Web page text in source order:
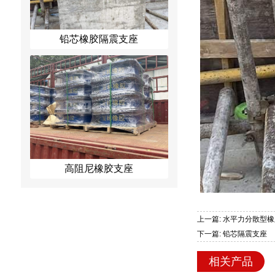
铅芯橡胶隔震支座
高阻尼橡胶支座
上一篇: 水平力分散型
下一篇: 铅芯隔震支座
相关产品